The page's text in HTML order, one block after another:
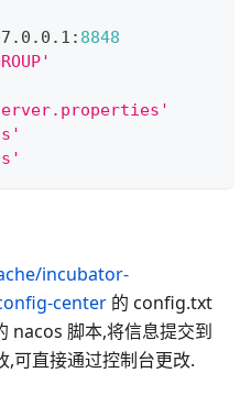
: 8848
incubator-
center 的 config.txt
nacos 脚本,将信息提交到
,可直接通过控制台更改.